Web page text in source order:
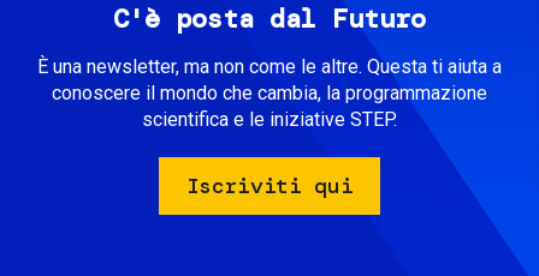
C'è posta dal Futuro
È una newsletter, ma non come le altre. Questa ti aiuta a
conoscere il mondo che cambia, la programmazione
scientifica e le iniziative STEP.
Iscriviti qui